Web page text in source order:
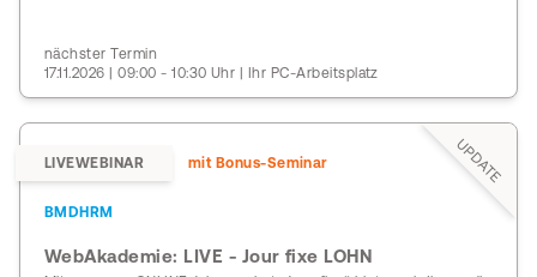
nächster Termin
17.11.2026 | 09:00 - 10:30 Uhr | Ihr PC-Arbeitsplatz
UPDATE
LIVEWEBINAR mit Bonus-Seminar
BMDHRM
WebAkademie: LIVE - Jour fixe LOHN